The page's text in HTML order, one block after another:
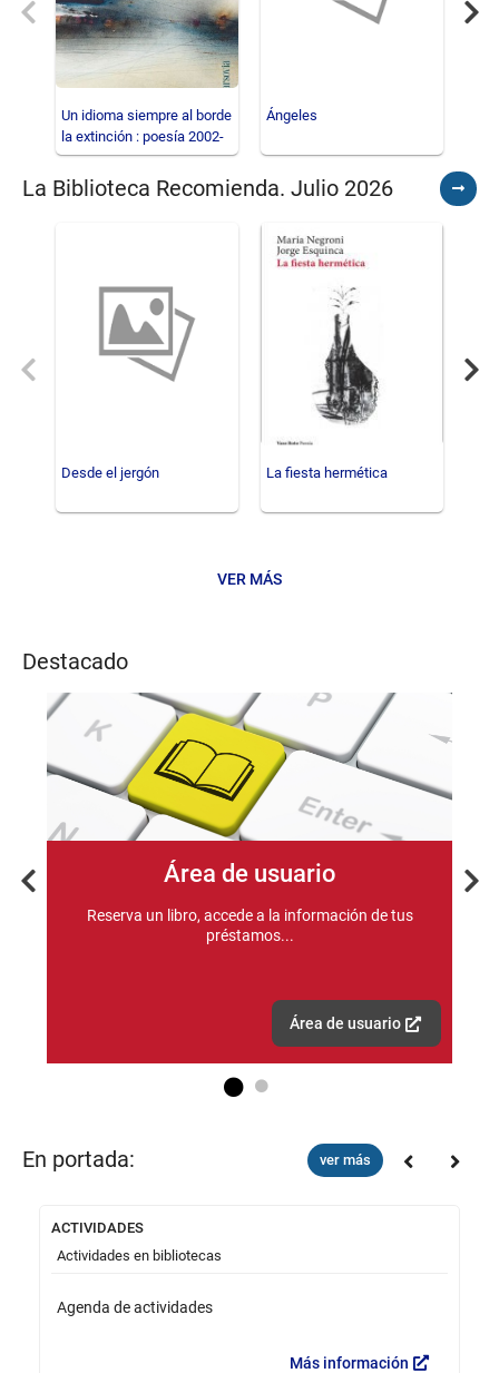
Previous
Un idioma siempre al borde
la extinción : poesía 2002-
2026
Ángeles
La Biblioteca Recomienda. Julio 2026
Ver
todos
Previous
Desde el jergón La fiesta hermética
VER MÁS
Destacado
Previous
Área de usuario
Reserva un libro, accede a la información de tus
préstamos...
Área de usuario
Go to slide 1
Go to slide 2
En portada: ver más
ACTIVIDADES
Actividades en bibliotecas
Agenda de actividades
Más información